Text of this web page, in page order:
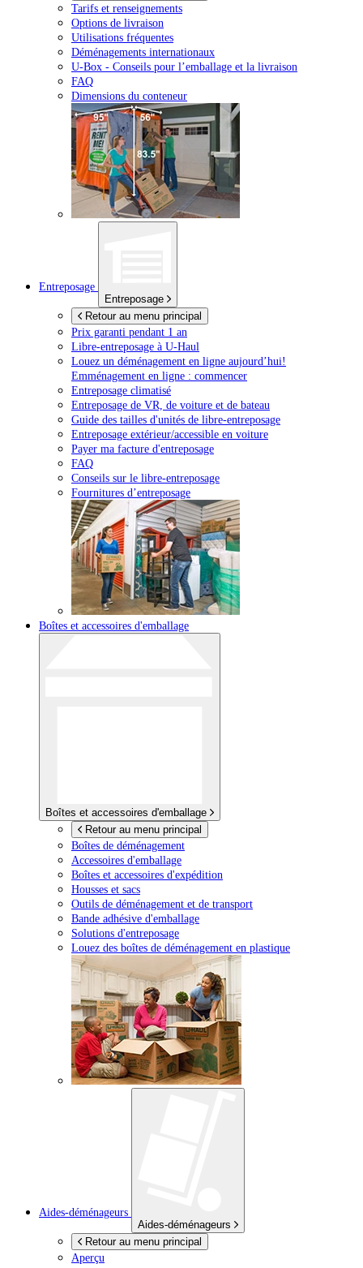
Tarifs et renseignements
Options de livraison
Utilisations fréquentes
Déménagements internationaux
U-Box - Conseils pour l’emballage et la livraison
FAQ
Dimensions du conteneur
Entreposage
Entreposage
Retour au menu principal
Prix garanti pendant 1 an
Libre-entreposage à U-Haul
Louez un déménagement en ligne aujourd’hui!
Emménagement en ligne : commencer
Entreposage climatisé
Entreposage de VR, de voiture et de bateau
Guide des tailles d'unités de libre-entreposage
Entreposage extérieur/accessible en voiture
Payer ma facture d'entreposage
FAQ
Conseils sur le libre-entreposage
Fournitures d’entreposage
Boîtes et accessoires d'emballage
Boîtes et accessoires d'emballage
Retour au menu principal
Boîtes de déménagement
Accessoires d'emballage
Boîtes et accessoires d'expédition
Housses et sacs
Outils de déménagement et de transport
Bande adhésive d'emballage
Solutions d'entreposage
Louez des boîtes de déménagement en plastique
Aides-déménageurs
Aides-déménageurs
Retour au menu principal
Aperçu